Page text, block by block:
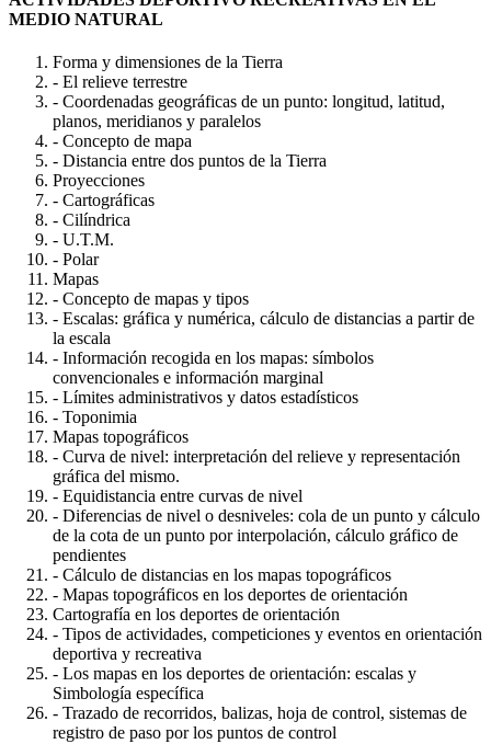
MEDIO NATURAL
Forma y dimensiones de la Tierra
- El relieve terrestre
- Coordenadas geográficas de un punto: longitud, latitud,
planos, meridianos y paralelos
- Concepto de mapa
- Distancia entre dos puntos de la Tierra
Proyecciones
- Cartográficas
- Cilíndrica
- U.T.M.
- Polar
Mapas
- Concepto de mapas y tipos
- Escalas: gráfica y numérica, cálculo de distancias a partir de
la escala
- Información recogida en los mapas: símbolos
convencionales e información marginal
- Límites administrativos y datos estadísticos
- Toponimia
Mapas topográficos
- Curva de nivel: interpretación del relieve y representación
gráfica del mismo.
- Equidistancia entre curvas de nivel
- Diferencias de nivel o desniveles: cola de un punto y cálculo
de la cota de un punto por interpolación, cálculo gráfico de
pendientes
- Cálculo de distancias en los mapas topográficos
- Mapas topográficos en los deportes de orientación
Cartografía en los deportes de orientación
- Tipos de actividades, competiciones y eventos en orientación
deportiva y recreativa
- Los mapas en los deportes de orientación: escalas y
Simbología específica
- Trazado de recorridos, balizas, hoja de control, sistemas de
registro de paso por los puntos de control